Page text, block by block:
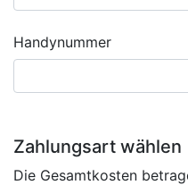
Handynummer
Zahlungsart wählen
Die Gesamtkosten